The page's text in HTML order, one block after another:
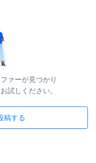
ァーが見つかり
試しください。
稿する